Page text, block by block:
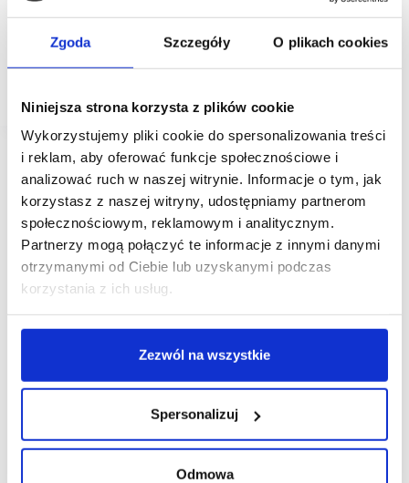
Zgoda Szczegóły O plikach cookies
Niniejsza strona korzysta z plików cookie
Wykorzystujemy pliki cookie do spersonalizowania treści
i reklam, aby oferować funkcje społecznościowe i
analizować ruch w naszej witrynie. Informacje o tym, jak
korzystasz z naszej witryny, udostępniamy partnerom
społecznościowym, reklamowym i analitycznym.
Partnerzy mogą połączyć te informacje z innymi danymi
otrzymanymi od Ciebie lub uzyskanymi podczas
korzystania z ich usług.
Zezwól na wszystkie
Spersonalizuj
Odmowa
inwestycyjnego na rynku Polskim, oraz TUF RE,
w segmencie parków handlowych. Obiekty